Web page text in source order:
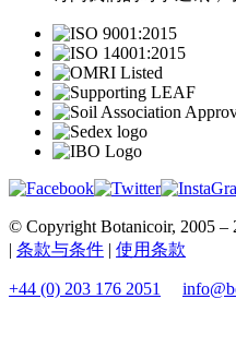
© Copyright Botanicoir, 2005 –
| 条款与条件 | 使用条款
+44 (0) 203 176 2051